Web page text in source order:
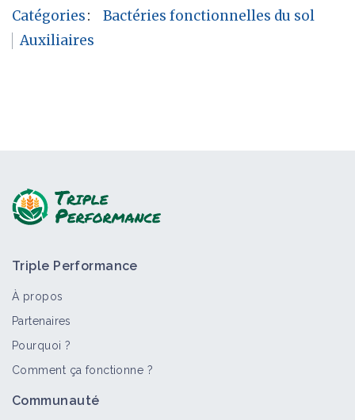
Catégories:
Bactéries fonctionnelles du sol
Auxiliaires
Triple Performance
À propos
Partenaires
Pourquoi ?
Comment ça fonctionne ?
Communauté